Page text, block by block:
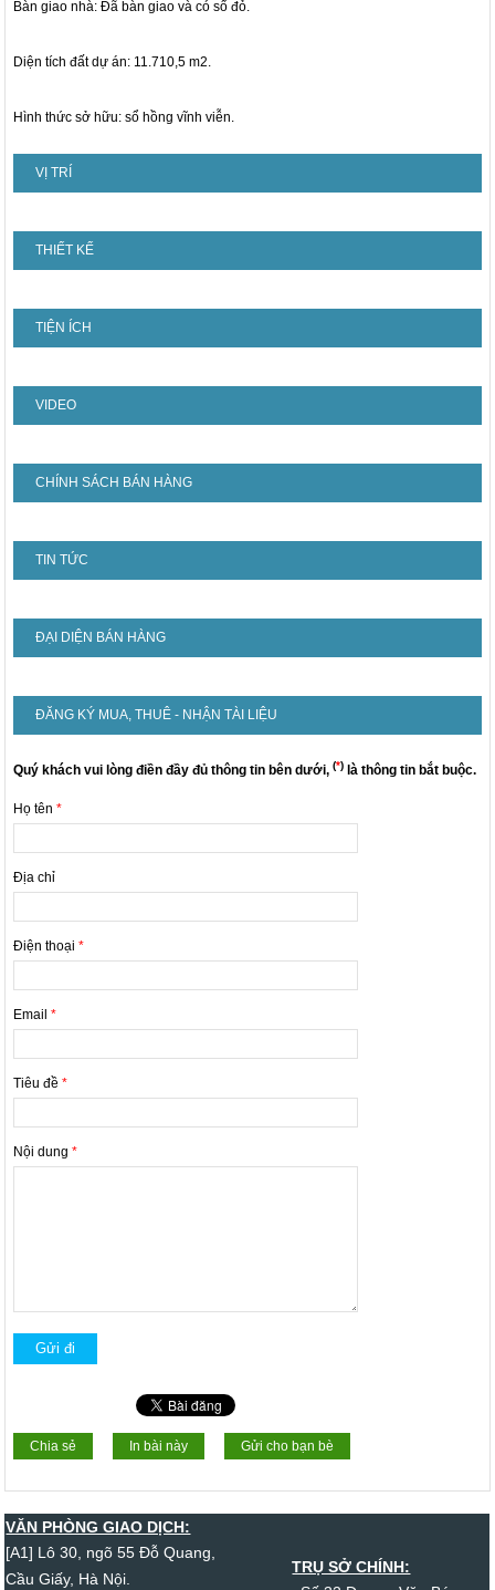
Bàn giao nhà: Đã bàn giao và có sổ đỏ.
Diện tích đất dự án: 11.710,5 m2.
Hình thức sở hữu: sổ hồng vĩnh viễn.
VỊ TRÍ
THIẾT KẾ
TIỆN ÍCH
VIDEO
CHÍNH SÁCH BÁN HÀNG
TIN TỨC
ĐẠI DIỆN BÁN HÀNG
ĐĂNG KÝ MUA, THUÊ - NHẬN TÀI LIỆU
Quý khách vui lòng điền đầy đủ thông tin bên dưới,(*) là thông tin bắt buộc.
Họ tên*
Địa chỉ
Điện thoại*
Email*
Tiêu đề*
Nội dung*
Chia sẻ In bài này Gửi cho bạn bè
VĂN PHÒNG GIAO DỊCH:
[A1] Lô 30, ngõ 55 Đỗ Quang,
Cầu Giấy, Hà Nội.
TRỤ SỞ CHÍNH: